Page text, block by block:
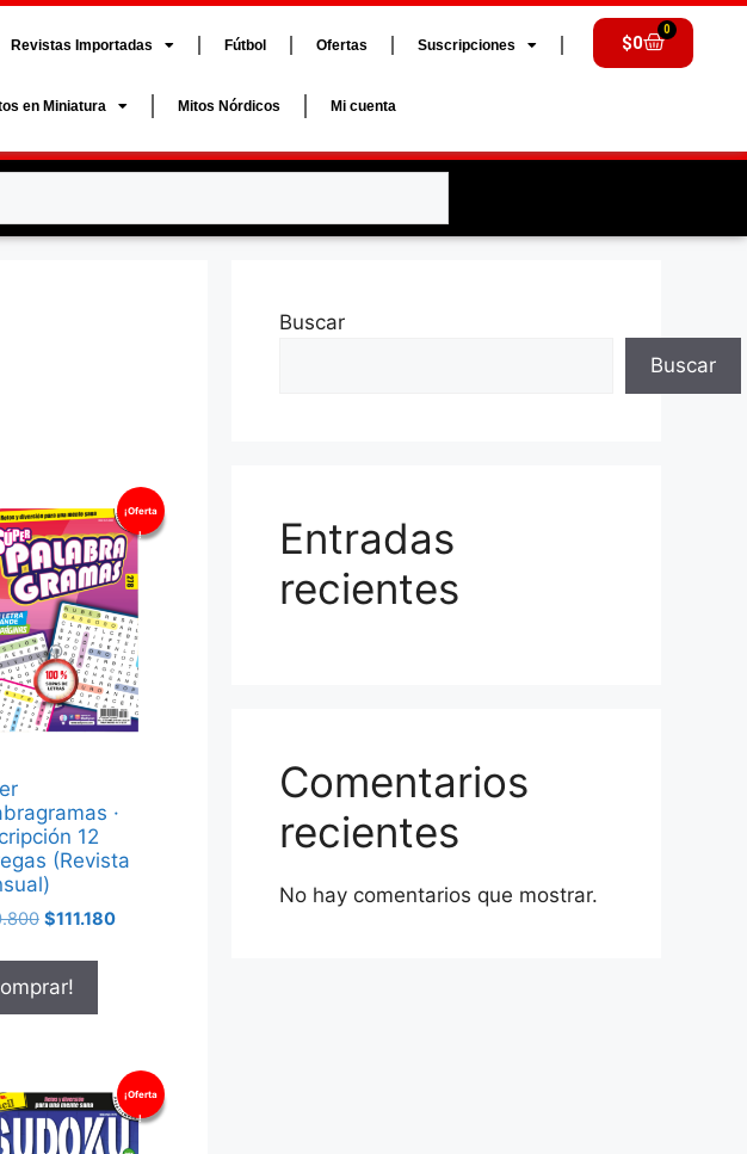
Revistas Importadas Fútbol Ofertas Suscripciones
en Miniatura Mitos Nórdicos Mi cuenta
$0
0
¡Oferta
!
·
12
(Revista
$111.180
¡Oferta
!
Buscar
Buscar
Entradas
recientes
Comentarios
recientes
No hay comentarios que mostrar.